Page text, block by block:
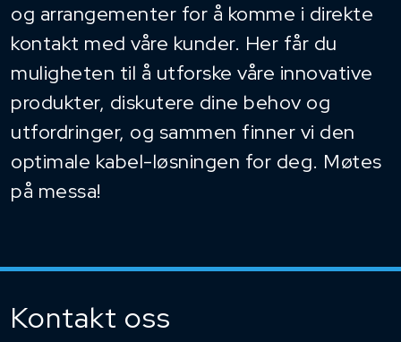
og arrangementer for å komme i direkte
kontakt med våre kunder. Her får du
muligheten til å utforske våre innovative
produkter, diskutere dine behov og
utfordringer, og sammen finner vi den
optimale kabel-løsningen for deg. Møtes
på messa!
Kontakt oss